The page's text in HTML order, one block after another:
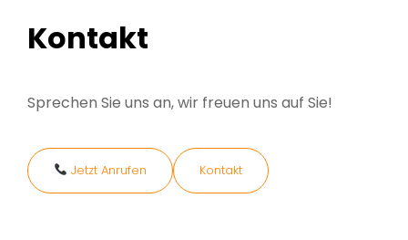
Kontakt
Sprechen Sie uns an, wir freuen uns auf Sie!
Jetzt Anrufen Kontakt